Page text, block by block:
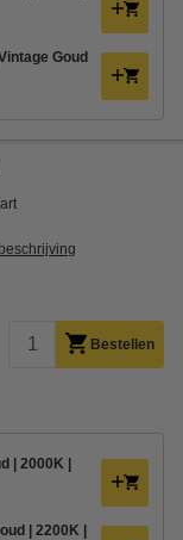
Goud
Bestellen
| 2000K |
| 2200K |